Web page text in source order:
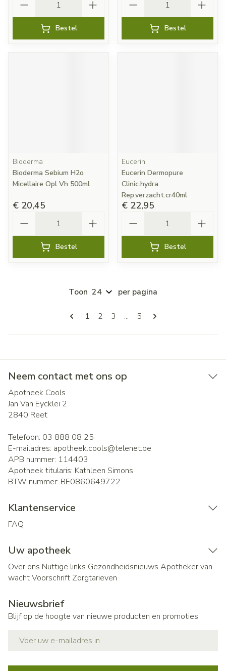
Bestel Bestel
Bioderma
Bioderma Sebium H2o
Micellaire Opl Vh 500ml
€ 20,45
Bestel
Eucerin
Eucerin Dermopure
Clinic.hydra
Rep.verzacht.cr40ml
€ 22,95
Bestel
Pagina's
U lees momenteel pagina
1 Pagina
2 Pagina
3 ... Pagina
5
Toon per pagina
Neem contact met ons op
Apotheek Cools
Jan Van Eycklei 2
2840 Reet
Telefoon: 03 888 08 25
E-mailadres: apotheek.cools@telenet.be
APB nummer: 114403
Apotheek titularis: Kathleen Simons
BTW nummer: BE0860649722
Klantenservice
FAQ
Uw apotheek
Over ons Nuttige links Gezondheidsnieuws Apotheker van
wachtVoorschrift Zorgtarieven
Nieuwsbrief
Blijf op de hoogte van nieuwe producten en promoties